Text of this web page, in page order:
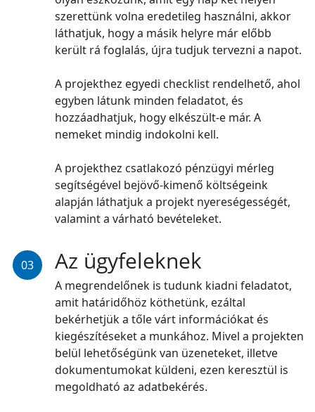
szerettünk volna eredetileg használni, akkor
láthatjuk, hogy a másik helyre már előbb
került rá foglalás, újra tudjuk tervezni a napot.
A projekthez egyedi checklist rendelhető, ahol
egyben látunk minden feladatot, és
hozzáadhatjuk, hogy elkészült-e már. A
nemeket mindig indokolni kell.
A projekthez csatlakozó pénzügyi mérleg
segítségével bejövő-kimenő költségeink
alapján láthatjuk a projekt nyereségességét,
valamint a várható bevételeket.
03 Az ügyfeleknek
A megrendelőnek is tudunk kiadni feladatot,
amit határidőhöz köthetünk, ezáltal
bekérhetjük a tőle várt információkat és
kiegészítéseket a munkához. Mivel a projekten
belül lehetőségünk van üzeneteket, illetve
dokumentumokat küldeni, ezen keresztül is
megoldható az adatbekérés.